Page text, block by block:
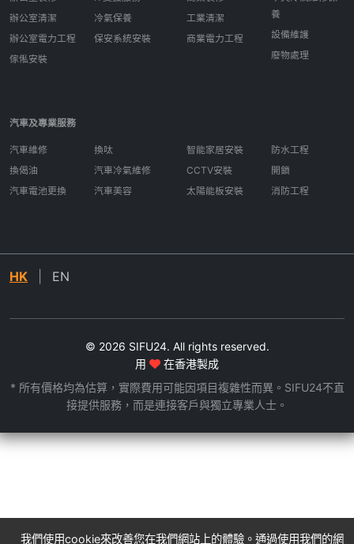
辦公室清潔
辦公室電力工程
傢俬安裝
冷氣保養
保安系統安裝
工業清潔
商業電力工程
養
設備維護
廢物處理
汽車及專業服務
汽車維修
換偈油
汽車電池更換
換呔
汽車冷氣維修
汽車美容
智能家居安裝
CCTV安裝
太陽能板安裝
防水工程
開鎖
消防工程
HK EN
© 2026 SIFU24. All rights reserved.
用
在香港製成
* 所有價格均為估算，實際費用可能因項目複雜性而異。SIFU24不直
接提供服務，而是連接客戶與獨立專業人士。
我們使用cookie來改善您在我們網站上的體驗。通過使用我們的網